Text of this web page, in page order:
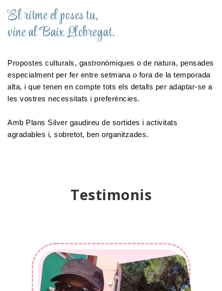
El ritme el poses tu,
vine al Baix Llobregat.
Propostes culturals, gastronòmiques o de natura, pensades
especialment per fer entre setmana o fora de la temporada
alta, i que tenen en compte tots els detalls per adaptar-se a
les vostres necessitats i preferències.
Amb Plans Silver gaudireu de sortides i activitats
agradables i, sobretot, ben organitzades.
Testimonis